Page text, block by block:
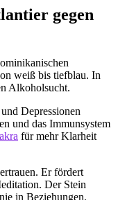
gegen
weiß bis tiefblau. In
Alkoholsucht.
Depressionen
und das Immunsystem
für mehr Klarheit
Er fördert
Der Stein
in Beziehungen.